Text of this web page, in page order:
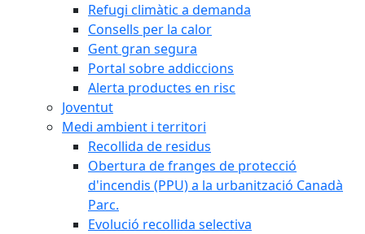
Refugi climàtic a demanda
Consells per la calor
Gent gran segura
Portal sobre addiccions
Alerta productes en risc
Joventut
Medi ambient i territori
Recollida de residus
Obertura de franges de protecció
d'incendis (PPU) a la urbanització Canadà
Parc.
Evolució recollida selectiva